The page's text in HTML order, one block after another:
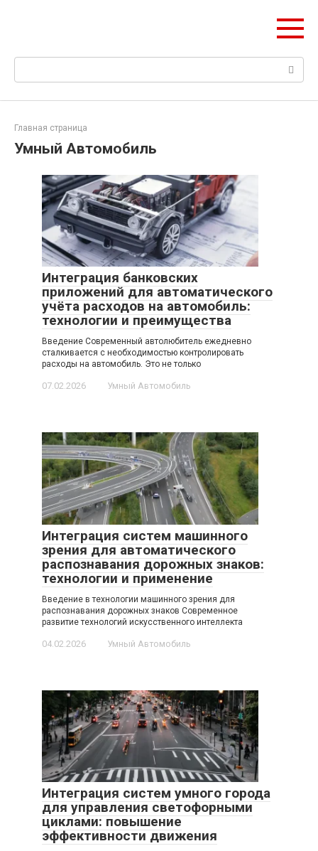
Поиск:
Главная страница
Умный Автомобиль
Интеграция банковских
приложений для автоматического
учёта расходов на автомобиль:
технологии и преимущества
Введение Современный автолюбитель ежедневно
сталкивается с необходимостью контролировать
расходы на автомобиль. Это не только
07.02.2026 Умный Автомобиль
Интеграция систем машинного
зрения для автоматического
распознавания дорожных знаков:
технологии и применение
Введение в технологии машинного зрения для
распознавания дорожных знаков Современное
развитие технологий искусственного интеллекта
04.02.2026 Умный Автомобиль
Интеграция систем умного города
для управления светофорными
циклами: повышение
эффективности движения